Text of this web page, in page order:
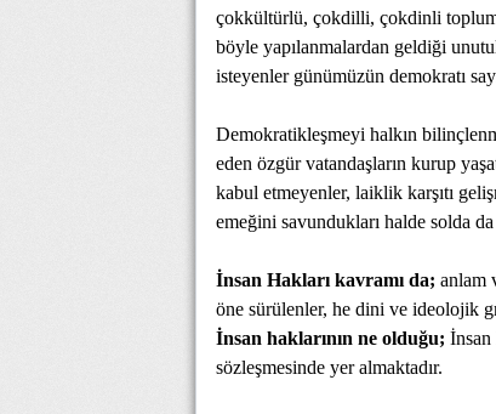
çokkültürlü, çokdilli, çokdinli toplum
böyle yapılanmalardan geldiği
isteyenler günümüzün demokratı
Demokratikleşmeyi halkın
eden özgür vatandaşların kurup
kabul etmeyenler, laiklik karşıtı
emeğini savundukları halde solda
İnsan Hakları kavramı da; anlam
öne sürülenler, he dini ve ideolojik
İnsan haklarının ne olduğu; İnsan
sözleşmesinde yer almaktadır.